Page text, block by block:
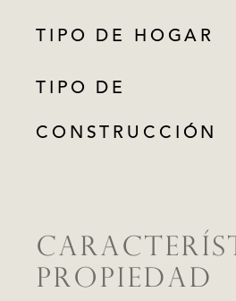
TIPO DE HOGAR
TIPO DE
CONSTRUCCIÓN
PROPIEDAD